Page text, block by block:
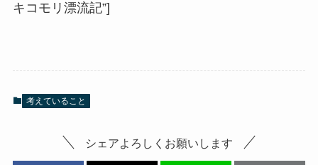
キコモリ漂流記”]
考えていること
シェアよろしくお願いします